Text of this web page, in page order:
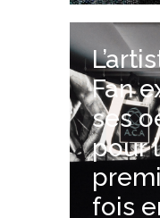
Fan
ses
pour
fois